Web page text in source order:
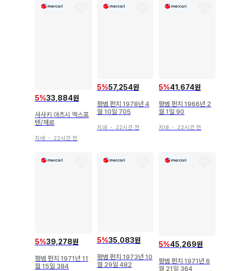
5%33,884원
사사키 아츠시 엑스포
텐/제로
지바 ・ 22시간 전
5%57,254원
평범 펀치 1978년 4
월 10일 705
지바・ 22시간 전
5%41,674원
평범 펀치 1966년 2
월 1일 90
지바 ・ 22시간 전
5%39,278원
평범 펀치 1971년 11
월 15일 384
5%35,083원
평범 펀치 1973년 10
월 29일 482
5%45,269원
평범 펀치 1971년 6
월 21일 364